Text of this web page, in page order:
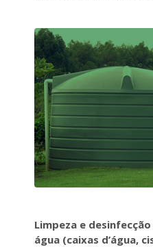
Limpeza e
água (caixas d’água,